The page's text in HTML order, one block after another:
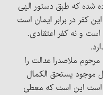
شده که طبق دستور الهی
کفر در برابر ایمان است
و نه کفر اعتقادی.
ملاصدرا عدالت را
موجود یستحق الکمال
است این است که معطی